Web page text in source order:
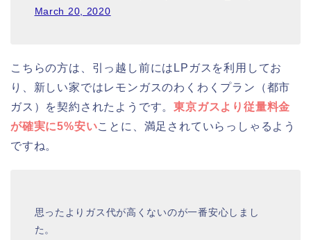
March 20, 2020
こちらの方は、引っ越し前にはLPガスを利用してお
り、新しい家ではレモンガスのわくわくプラン（都市
ガス）を契約されたようです。東京ガスより従量料金
が確実に5%安いことに、満足されていらっしゃるよう
ですね。
思ったよりガス代が高くないのが一番安心しまし
た。